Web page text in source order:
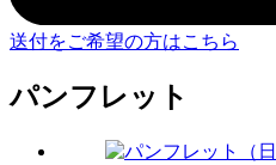
送付をご希望の方はこちら
パンフレット